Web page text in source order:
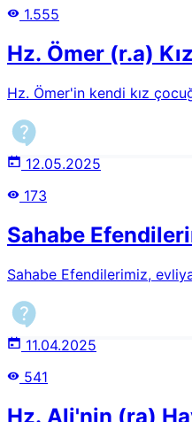
1.555
Hz. Ömer (r.a)
Hz. Ömer'in kendi kız
12.05.2025
173
Sahabe
Sahabe Efendilerimiz,
11.04.2025
541
Hz. Ali'nin (ra)